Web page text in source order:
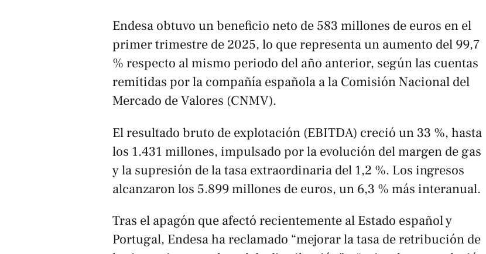
Endesa obtuvo un beneficio neto de 583 millones de euros en el
primer trimestre de 2025, lo que representa un aumento del 99,7
% respecto al mismo periodo del año anterior, según las cuentas
remitidas por la compañía española a la Comisión Nacional del
Mercado de Valores (CNMV).
El resultado bruto de explotación (EBITDA) creció un 33 %, hasta
los 1.431 millones, impulsado por la evolución del margen de gas
y la supresión de la tasa extraordinaria del 1,2 %. Los ingresos
alcanzaron los 5.899 millones de euros, un 6,3 % más interanual.
Tras el apagón que afectó recientemente al Estado español y
Portugal, Endesa ha reclamado “mejorar la tasa de retribución de